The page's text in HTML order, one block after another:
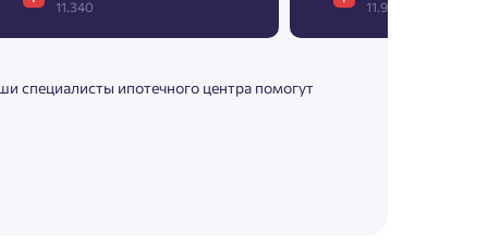
11.340
11.907
специалисты ипотечного центра помогут